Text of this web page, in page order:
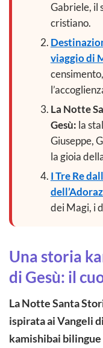
Gabriele, il
cristiano.
viaggio di
La Notte
Gesù: la
Giuseppe,
la gioia
I Tre Re
dei Magi, i
Una storia
di Gesù: il
La Notte Santa
ispirata ai Vangeli
kamishibai